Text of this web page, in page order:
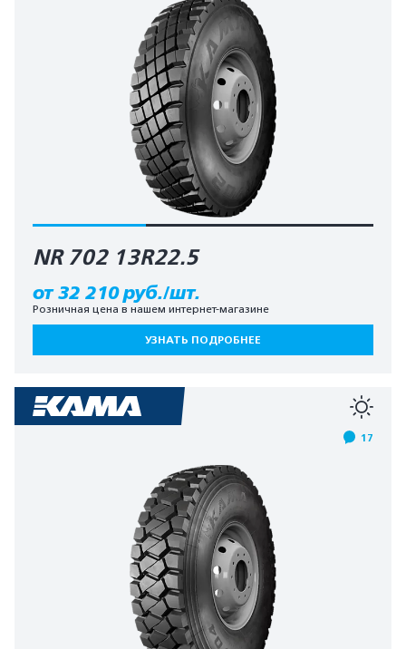
NR 702 13R22.5
от 32 210 руб./шт.
Розничная цена в нашем интернет-магазине
УЗНАТЬ ПОДРОБНЕЕ
17